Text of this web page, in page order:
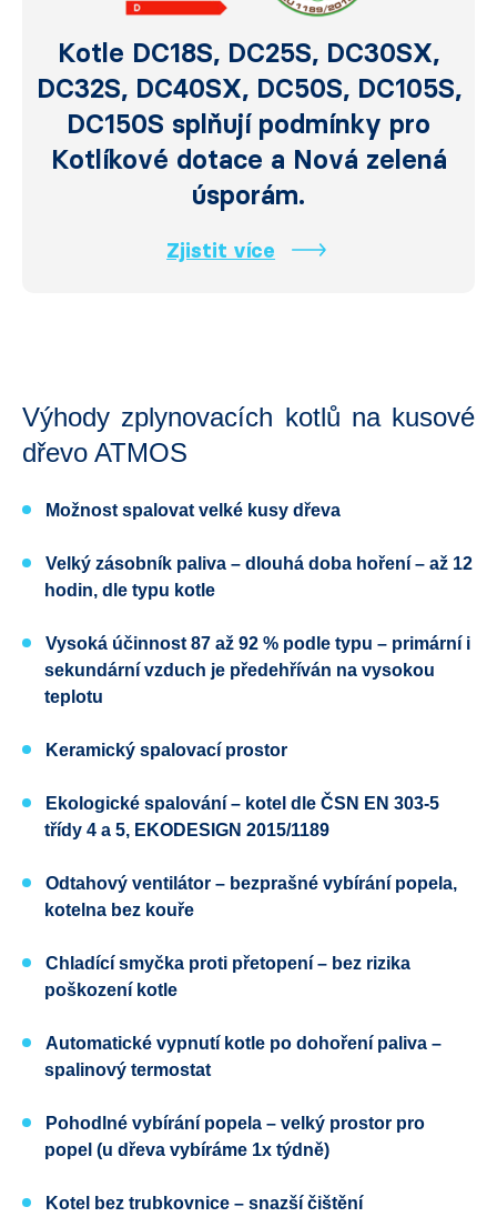
Kotle DC18S, DC25S, DC30SX,
DC32S, DC40SX, DC50S, DC105S,
DC150S splňují podmínky pro
Kotlíkové dotace a Nová zelená
úsporám.
Zjistit více
Výhody zplynovacích kotlů na kusové
dřevo ATMOS
Možnost spalovat velké kusy dřeva
Velký zásobník paliva – dlouhá doba hoření – až 12
hodin, dle typu kotle
Vysoká účinnost 87 až 92 % podle typu – primární i
sekundární vzduch je předehříván na vysokou
teplotu
Keramický spalovací prostor
Ekologické spalování – kotel dle ČSN EN 303-5
třídy 4 a 5, EKODESIGN 2015/1189
Odtahový ventilátor – bezprašné vybírání popela,
kotelna bez kouře
Chladící smyčka proti přetopení – bez rizika
poškození kotle
Automatické vypnutí kotle po dohoření paliva –
spalinový termostat
Pohodlné vybírání popela – velký prostor pro
popel (u dřeva vybíráme 1x týdně)
Kotel bez trubkovnice – snazší čištění